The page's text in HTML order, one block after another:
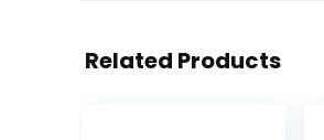
Related Products